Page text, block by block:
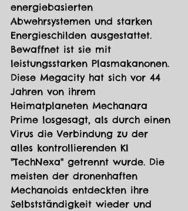
energiebasierten
Abwehrsystemen und starken
Energieschilden ausgestattet.
Bewaffnet ist sie mit
leistungsstarken Plasmakanonen.
Diese Megacity hat sich vor 44
Jahren von ihrem
Heimatplaneten Mechanara
Prime losgesagt, als durch einen
Virus die Verbindung zu der
alles kontrollierenden KI
"TechNexa" getrennt wurde. Die
meisten der dronenhaften
Mechanoids entdeckten ihre
Selbstständigkeit wieder und